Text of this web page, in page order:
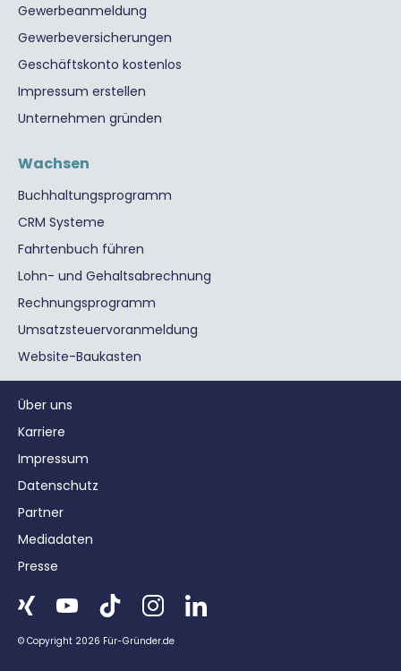
Gewerbeanmeldung
Gewerbeversicherungen
Geschäftskonto kostenlos
Impressum erstellen
Unternehmen gründen
Wachsen
Buchhaltungsprogramm
CRM Systeme
Fahrtenbuch führen
Lohn- und Gehaltsabrechnung
Rechnungsprogramm
Umsatzsteuervoranmeldung
Website-Baukasten
Über uns
Karriere
Impressum
Datenschutz
Partner
Mediadaten
Presse
© Copyright 2026 Für-Gründer.de